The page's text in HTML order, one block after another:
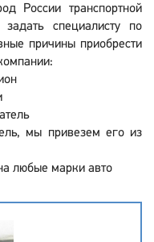
России транспортной
специалисту по
причины приобрести
мы привезем его из
любые марки авто